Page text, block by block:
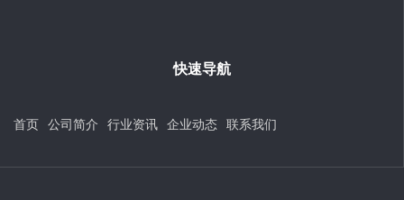
快速导航
首页 公司简介 行业资讯 企业动态 联系我们